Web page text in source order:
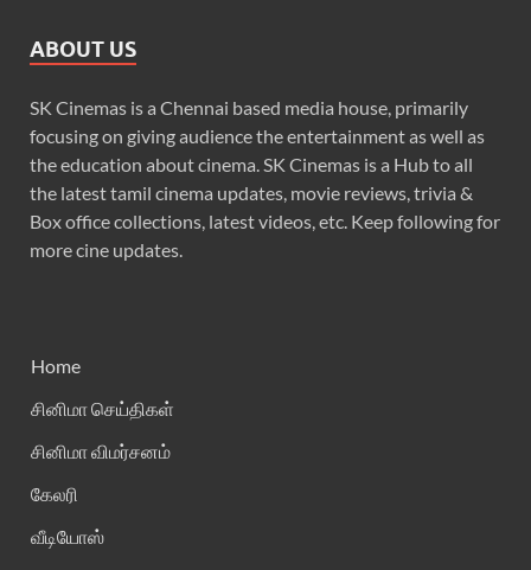
ABOUT US
SK Cinemas is a Chennai based media house, primarily
focusing on giving audience the entertainment as well as
the education about cinema. SK Cinemas is a Hub to all
the latest tamil cinema updates, movie reviews, trivia &
Box office collections, latest videos, etc. Keep following for
more cine updates.
Home
சினிமா செய்திகள்
சினிமா விமர்சனம்
கேலரி
வீடியோஸ்